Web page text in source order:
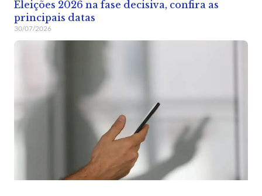
Eleições 2026 na fase decisiva, confira as
principais datas
30/07/2026